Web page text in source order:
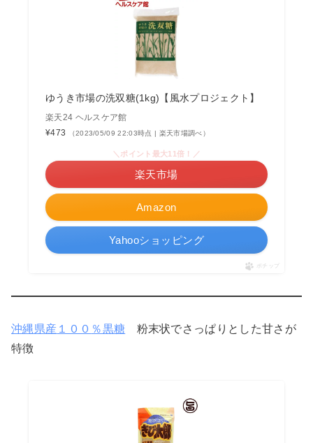
ゆうき市場の洗双糖(1kg)【風水プロジェクト】
楽天24 ヘルスケア館
¥473
（2023/05/09 22:03時点 | 楽天市場調べ）
Amazon
＼ポイント最大11倍！／
楽天市場
Yahooショッピング
ポチップ
沖縄県産 １００ ％黒糖 粉末状でさっぱりとした甘さが
特徴